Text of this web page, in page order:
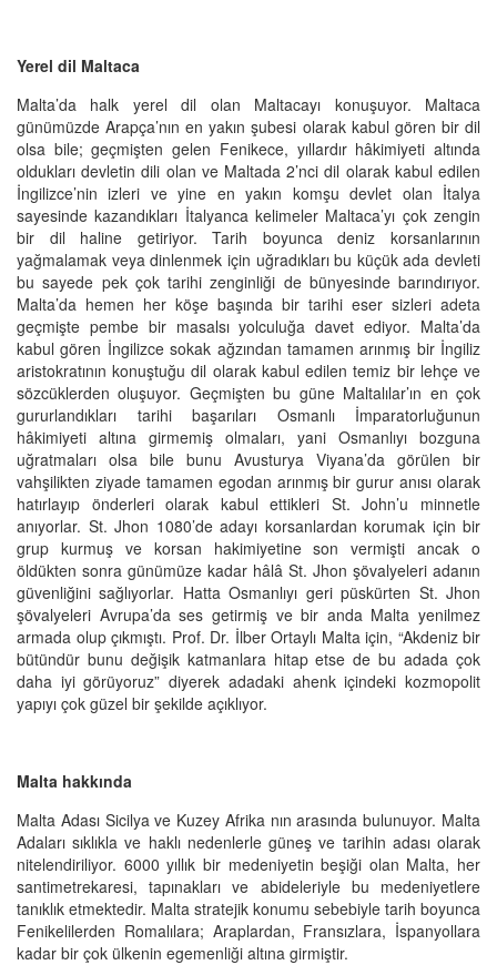
Yerel dil Maltaca
Malta’da halk yerel dil olan Maltacayı konuşuyor. Maltaca
günümüzde Arapça’nın en yakın şubesi olarak kabul gören bir dil
olsa bile; geçmişten gelen Fenikece, yıllardır hâkimiyeti altında
oldukları devletin dili olan ve Maltada 2’nci dil olarak kabul edilen
İngilizce’nin izleri ve yine en yakın komşu devlet olan İtalya
sayesinde kazandıkları İtalyanca kelimeler Maltaca’yı çok zengin
bir dil haline getiriyor. Tarih boyunca deniz korsanlarının
yağmalamak veya dinlenmek için uğradıkları bu küçük ada devleti
bu sayede pek çok tarihi zenginliği de bünyesinde barındırıyor.
Malta’da hemen her köşe başında bir tarihi eser sizleri adeta
geçmişte pembe bir masalsı yolculuğa davet ediyor. Malta’da
kabul gören İngilizce sokak ağzından tamamen arınmış bir İngiliz
aristokratının konuştuğu dil olarak kabul edilen temiz bir lehçe ve
sözcüklerden oluşuyor. Geçmişten bu güne Maltalılar’ın en çok
gururlandıkları tarihi başarıları Osmanlı İmparatorluğunun
hâkimiyeti altına girmemiş olmaları, yani Osmanlıyı bozguna
uğratmaları olsa bile bunu Avusturya Viyana’da görülen bir
vahşilikten ziyade tamamen egodan arınmış bir gurur anısı olarak
hatırlayıp önderleri olarak kabul ettikleri St. John’u minnetle
anıyorlar. St. Jhon 1080’de adayı korsanlardan korumak için bir
grup kurmuş ve korsan hakimiyetine son vermişti ancak o
öldükten sonra günümüze kadar hâlâ St. Jhon şövalyeleri adanın
güvenliğini sağlıyorlar. Hatta Osmanlıyı geri püskürten St. Jhon
şövalyeleri Avrupa’da ses getirmiş ve bir anda Malta yenilmez
armada olup çıkmıştı. Prof. Dr. İlber Ortaylı Malta için, “Akdeniz bir
bütündür bunu değişik katmanlara hitap etse de bu adada çok
daha iyi görüyoruz” diyerek adadaki ahenk içindeki kozmopolit
yapıyı çok güzel bir şekilde açıklıyor.
Malta hakkında
Malta Adası Sicilya ve Kuzey Afrika nın arasında bulunuyor. Malta
Adaları sıklıkla ve haklı nedenlerle güneş ve tarihin adası olarak
nitelendiriliyor. 6000 yıllık bir medeniyetin beşiği olan Malta, her
santimetrekaresi, tapınakları ve abideleriyle bu medeniyetlere
tanıklık etmektedir. Malta stratejik konumu sebebiyle tarih boyunca
Fenikelilerden Romalılara; Araplardan, Fransızlara, İspanyollara
kadar bir çok ülkenin egemenliği altına girmiştir.